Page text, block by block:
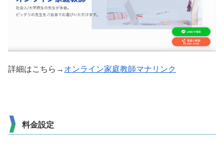
詳細はこちら→ オンライン家庭教師マナリンク
料金設定